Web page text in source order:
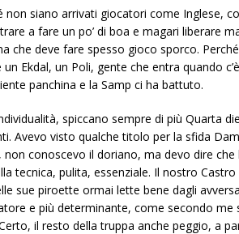
non siano arrivati giocatori come Inglese,
a fare un po’ di boa e magari liberare
che deve fare spesso gioco sporco.
Ekdal, un Poli, gente che entra quando
panchina e la Samp ci ha battuto.
spiccano sempre di più Quarta
Avevo visto qualche titolo per la sfida
non conoscevo il doriano, ma devo dire
tecnica, pulita, essenziale. Il nostro
sue piroette ormai lette bene dagli
e più determinante, come secondo me
il resto della truppa anche peggio, a